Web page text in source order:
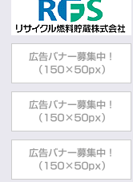
2025年03月04日
創業支援等事
2024年04月01日
創業・起業相
2024年01月30日